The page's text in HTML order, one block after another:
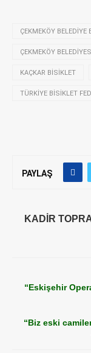
ÇEKMEKÖY
ÇEKMEKÖY
KAÇKAR BISIKLET
TÜRKIYE BISIKLET
PAYLAŞ
KADIR
“Eskişehir
“Biz eski